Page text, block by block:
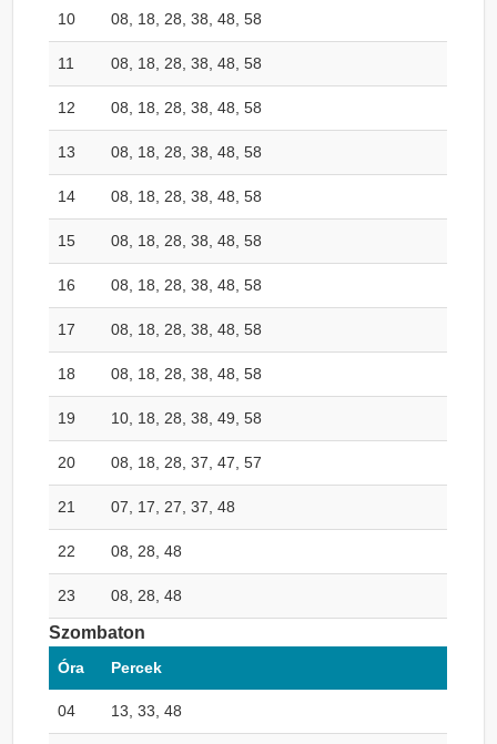
10 08, 18, 28, 38, 48, 58
11 08, 18, 28, 38, 48, 58
12 08, 18, 28, 38, 48, 58
13 08, 18, 28, 38, 48, 58
14 08, 18, 28, 38, 48, 58
15 08, 18, 28, 38, 48, 58
16 08, 18, 28, 38, 48, 58
17 08, 18, 28, 38, 48, 58
18 08, 18, 28, 38, 48, 58
19 10, 18, 28, 38, 49, 58
20 08, 18, 28, 37, 47, 57
21 07, 17, 27, 37, 48
22 08, 28, 48
23 08, 28, 48
Szombaton
Óra Percek
04 13, 33, 48